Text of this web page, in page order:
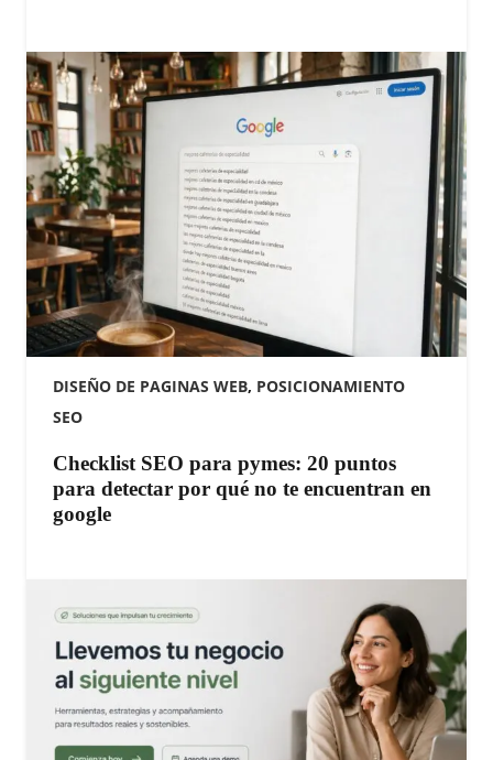
DISEÑO DE PAGINAS WEB, POSICIONAMIENTO
SEO
Checklist SEO para pymes: 20 puntos
para detectar por qué no te encuentran en
google